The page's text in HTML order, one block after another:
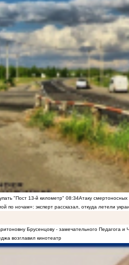
"Пост 13-й километр" 08:34Атаку
по ночам»: эксперт рассказал, откуда летели
Брусенцову - замечательного Педагога и
возглавил кинотеатр